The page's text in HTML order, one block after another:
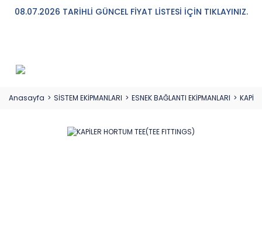
08.07.2026 TARİHLİ GÜNCEL FİYAT LİSTESİ İÇİN TIKLAYINIZ.
Anasayfa SİSTEM EKİPMANLARI ESNEK BAĞLANTI EKİPMANLARI